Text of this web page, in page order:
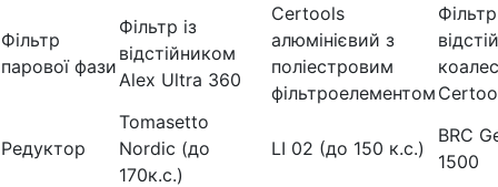
Фільтр
парової фази
Фільтр із
відстійником
Alex Ultra 360
Certools
алюмінієвий з
поліестровим
фільтроелементом
Фільтр
Редуктор
Tomasetto
Nordic (до
170к.с.)
LI 02 (до 150 к.с.)
BRC
1500